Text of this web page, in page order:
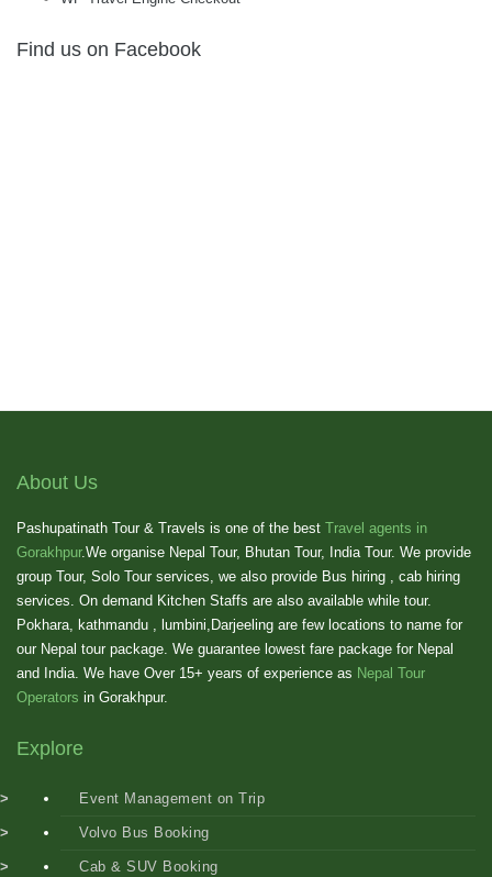
Find us on Facebook
About Us
Pashupatinath Tour & Travels is one of the best Travel agents in
Gorakhpur.We organise Nepal Tour, Bhutan Tour, India Tour. We provide
group Tour, Solo Tour services, we also provide Bus hiring , cab hiring
services. On demand Kitchen Staffs are also available while tour.
Pokhara, kathmandu , lumbini,Darjeeling are few locations to name for
our Nepal tour package. We guarantee lowest fare package for Nepal
and India. We have Over 15+ years of experience as Nepal Tour
Operators in Gorakhpur.
Explore
Event Management on Trip
Volvo Bus Booking
Cab & SUV Booking